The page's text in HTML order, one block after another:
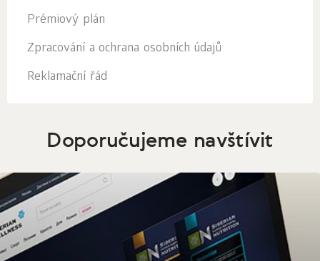
Prémiový plán
Zpracování a ochrana osobních údajů
Reklamační řád
Doporučujeme navštívit